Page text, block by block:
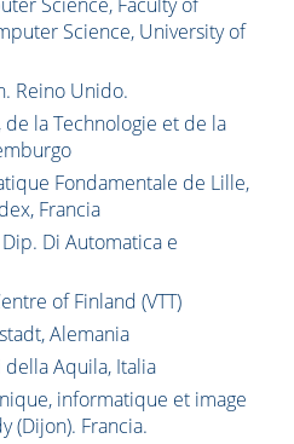
Science, University of
Reino Unido.
de la Technologie et de la
Fondamentale de Lille,
Francia
Di Automatica e
of Finland (VTT)
Alemania
Aquila, Italia
informatique et image
(Dijon). Francia.